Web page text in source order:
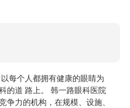
每个人都拥有健康的眼睛为
的道 路上。 韩一路眼科医院
争力的机构，在规模、设施、